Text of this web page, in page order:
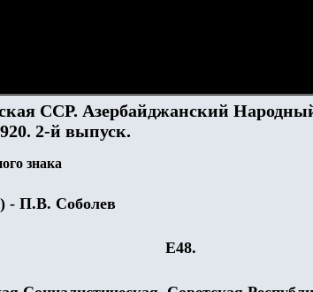
ССР. Азербайджанский
2-й выпуск.
знака
- П.В. Соболев
Е48.